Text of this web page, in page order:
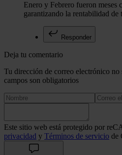
Enero y Febrero fueron meses
garantizando la rentabilidad de
Responder
Deja tu comentario
Tu dirección de correo electrónico no
campos son obligatorios
Este sitio web está protegido por
privacidad y Términos de servicio de